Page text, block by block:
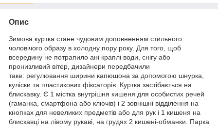
Опис
Зимова куртка стане чудовим доповненням стильного
чоловічого образу в холодну пору року. Для того, щоб
всередину не потрапило ані краплі води, снігу або
пронизливий вітер, дизайнери передбачили
таке: регулювання ширини капюшона за допомогою шнурка,
куліски та пластикових фіксаторів. Куртка застібається на
блискавку. Є 1 містка внутрішня кишеня для особистих речей
(гаманка, смартфона або ключів) і 2 зовнішні відділення на
кнопках для невеликих предметів або для рук і 1 кишеня на
блискавці на лівому рукаві, на грудях 2 кишені-обманки. Парка